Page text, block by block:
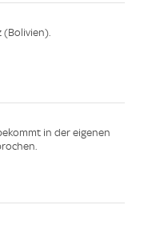
(Bolivien).
in der eigenen